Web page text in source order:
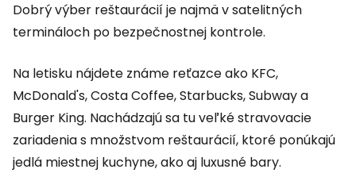
Dobrý výber reštaurácií je najmä v satelitných
termináloch po bezpečnostnej kontrole.
Na letisku nájdete známe reťazce ako KFC,
McDonald's, Costa Coffee, Starbucks, Subway a
Burger King. Nachádzajú sa tu veľké stravovacie
zariadenia s množstvom reštaurácií, ktoré ponúkajú
jedlá miestnej kuchyne, ako aj luxusné bary.